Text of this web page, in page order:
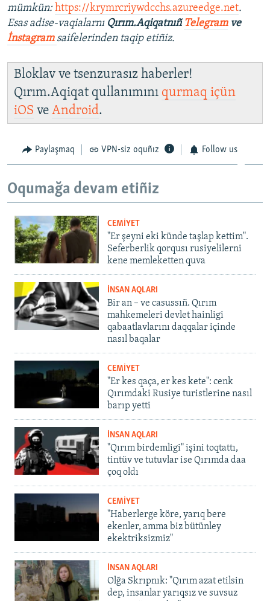
mümkün:https://krymrcriywdcchs.azureedge.net.
Esas adise-vaqialarnı Qırım.AqiqatnıñTelegramve
İnstagram saifelerinden taqip etiñiz.
Bloklav ve tsenzurasız haberler!
Qırım.Aqiqat qullanımını qurmaq içün
iOS ve Android.
Paylaşmaq VPN-siz oquñız Follow us
Oqumağa devam etiñiz
CEMİYET
"Er şeyni eki künde taşlap kettim".
Seferberlik qorqusı rusiyelilerni
kene memleketten quva
İNSAN AQLARI
Bir an – ve casussıñ. Qırım
mahkemeleri devlet hainligi
qabaatlavlarını daqqalar içinde
nasıl baqalar
CEMİYET
"Er kes qaça, er kes kete": cenk
Qırımdaki Rusiye turistlerine nasıl
barıp yetti
İNSAN AQLARI
"Qırım birdemligi" işini toqtattı,
tintüv ve tutuvlar ise Qırımda daa
çoq oldı
CEMİYET
"Haberlerge köre, yarıq bere
ekenler, amma biz bütünley
ekektriksizmiz"
İNSAN AQLARI
Olğa Skrıpnık: "Qırım azat etilsin
dep, insanlar yarıqsız ve suvsuz